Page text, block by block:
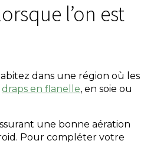
l’on est
dans une région où les
draps en flanelle, en soie ou
une bonne aération
Pour compléter votre